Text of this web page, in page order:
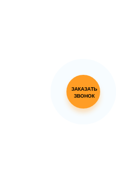
ЗАКАЗАТЬ
ЗВОНОК